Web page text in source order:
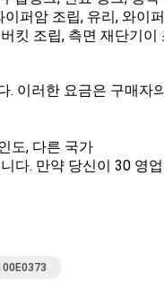
퍼암 조립, 유리, 와이
킷 조립, 측면 재단기이
. 이러한 요금은 구매자
도, 다른 국가
다. 만약 당신이 30 영